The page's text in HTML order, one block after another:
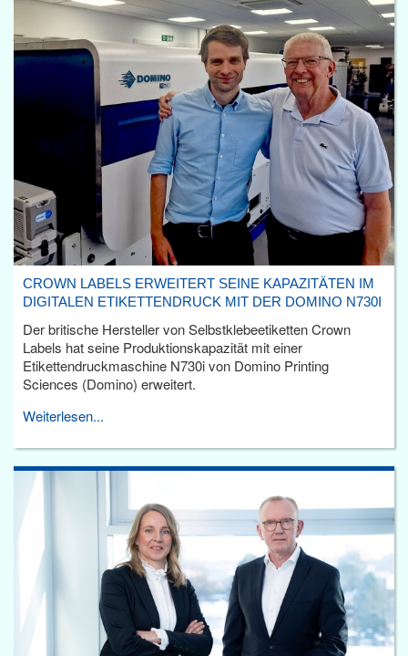
CROWN LABELS ERWEITERT SEINE KAPAZITÄTEN IM
DIGITALEN ETIKETTENDRUCK MIT DER DOMINO N730I
Der britische Hersteller von Selbstklebeetiketten Crown
Labels hat seine Produktionskapazität mit einer
Etikettendruckmaschine N730i von Domino Printing
Sciences (Domino) erweitert.
Weiterlesen...